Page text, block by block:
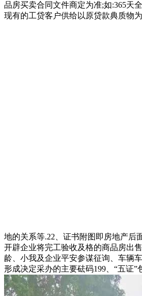
品房买卖合同文件商定为准;如:365天
现有的工贷客户供给以原贷款典质物
地的关系等.22、证书附图即房地产后
开辟企业将完工验收及格的商品房出
龄、小我及企业平安参谋征询、车辆
形成决定采办的主要砝码199、“五证